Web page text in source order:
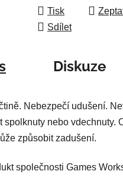
Tisk
Sdílet
Diskuze
Nebezpečí udušení.
nebo vdechnuty.
způsobit zadušení.
společnosti Games